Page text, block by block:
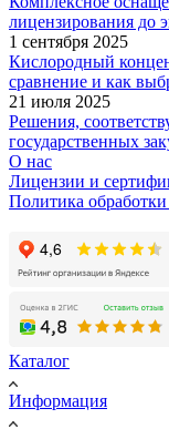
лицензирования до
1 сентября 2025
Кислородный
сравнение и как
21 июля 2025
Решения,
государственных
О нас
Лицензии и
Политика
Каталог
Информация